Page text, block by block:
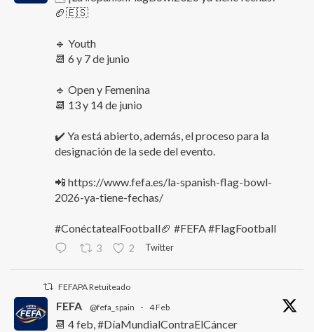
🏈🇪🇸
🔹 Youth
📆 6 y 7 de junio
🔹 Open y Femenina
📆 13 y 14 de junio
✔️ Ya está abierto, además, el proceso para la
designación de la sede del evento.
📲 https://www.fefa.es/la-spanish-flag-bowl-
2026-ya-tiene-fechas/
#ConéctatealFootball🏈 #FEFA #FlagFootball
3 2 Twitter
FEFAPA Retuiteado
FEFA @fefa_spain · 4 Feb
📆 4 feb, #DíaMundialContraElCáncer